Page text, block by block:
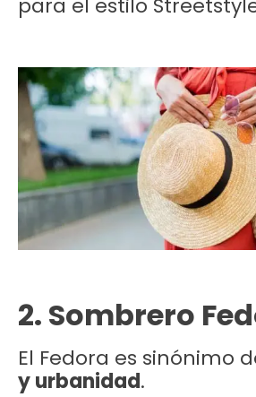
para el estilo
2. Sombrero
El Fedora es sinónimo
y urbanidad.